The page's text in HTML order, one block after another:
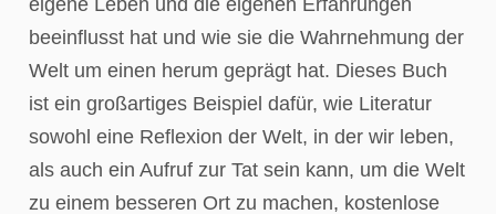
eigene Leben und die eigenen Erfahrungen
beeinflusst hat und wie sie die Wahrnehmung der
Welt um einen herum geprägt hat. Dieses Buch
ist ein großartiges Beispiel dafür, wie Literatur
sowohl eine Reflexion der Welt, in der wir leben,
als auch ein Aufruf zur Tat sein kann, um die Welt
zu einem besseren Ort zu machen, kostenlose